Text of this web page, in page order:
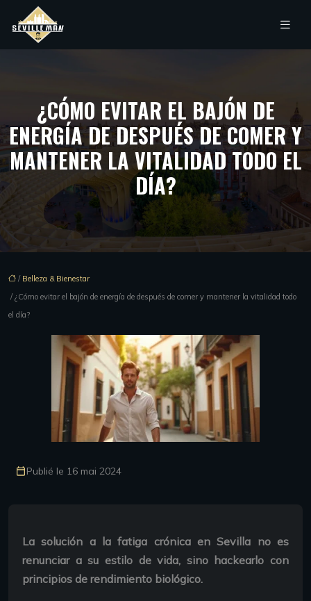
¿CÓMO EVITAR EL BAJÓN DE
ENERGÍA DE DESPUÉS DE COMER Y
MANTENER LA VITALIDAD TODO EL
DÍA?
/ Belleza & Bienestar
/ ¿Cómo evitar el bajón de energía de después de comer y mantener la vitalidad todo
el día?
Publié le 16 mai 2024
La solución a la fatiga crónica en Sevilla no es
renunciar a su estilo de vida, sino hackearlo con
principios de rendimiento biológico.